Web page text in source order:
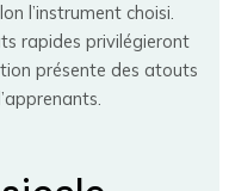
l’instrument choisi.
rapides privilégieront
présente des atouts